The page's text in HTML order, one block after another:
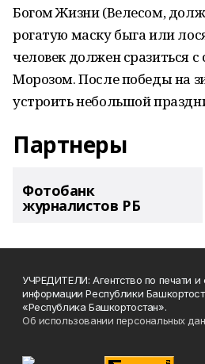
Богом Жизни (Велесом,
рогатую маску быга или
человек должен сразиться с
Морозом. После победы на
устроить небольшой
Партнеры
Фотобанк
журналистов РБ
УЧРЕДИТЕЛИ: Агентство по печати
информации Республики
«Республика Башкортостан».
Об использовании персональных